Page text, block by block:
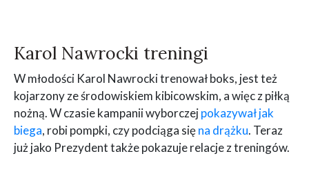
Karol Nawrocki treningi
W młodości Karol Nawrocki trenował boks, jest też
kojarzony ze środowiskiem kibicowskim, a więc z piłką
nożną. W czasie kampanii wyborczejpokazywał jak
biega, robi pompki, czy podciąga sięna drążku. Teraz
już jako Prezydent także pokazuje relacje z treningów.